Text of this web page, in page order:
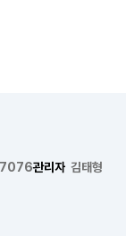
관리자 김태형